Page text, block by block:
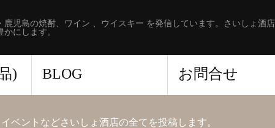
児島の焼酎、ワイン 、ウイスキー を発信しています。さいしょ酒店
にします。
) BLOG お問合せ
ベントなどさいしょ酒店の全てを投稿します。